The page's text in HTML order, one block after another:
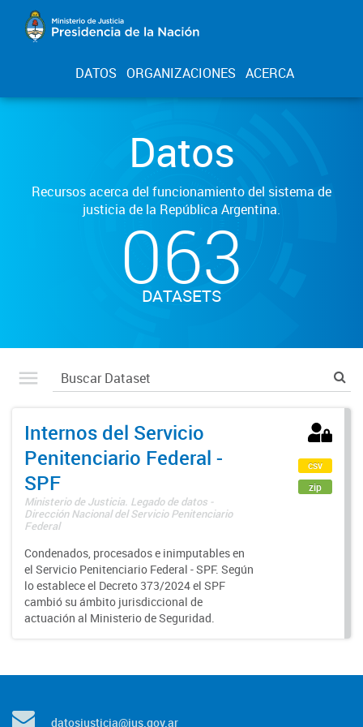
DATOS ORGANIZACIONES ACERCA
Datos
Recursos acerca del funcionamiento del sistema de
justicia de la República Argentina.
063
DATASETS
Internos del Servicio
Penitenciario Federal -
SPF
Ministerio de Justicia. Legado de datos -
Dirección Nacional del Servicio Penitenciario
Federal
Condenados, procesados e inimputables en
el Servicio Penitenciario Federal - SPF. Según
lo establece el Decreto 373/2024 el SPF
cambió su ámbito jurisdiccional de
actuación al Ministerio de Seguridad.
csv
zip
datosjusticia@jus.gov.ar